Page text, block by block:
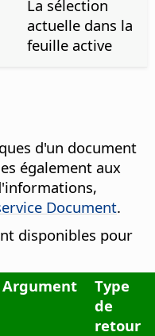
La sélection
actuelle dans la
feuille active
d'un document
également aux
Document.
disponibles pour
Argument
Type
de
retour